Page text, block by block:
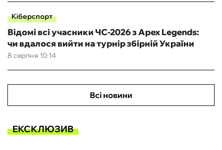
Кіберспорт
8 серпня 10:14
Відомі всі учасники ЧС-2026 з Apex Legends:
чи вдалося вийти на турнір збірній України
Всі новини
ЕКСКЛЮЗИВ